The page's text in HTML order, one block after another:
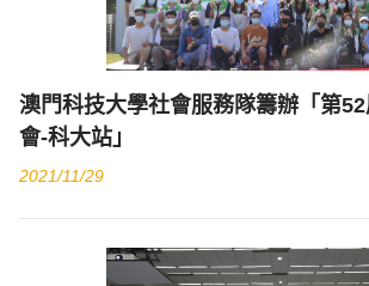
澳門科技大學社會服務隊籌辦「第
會-科大站」
2021/11/29